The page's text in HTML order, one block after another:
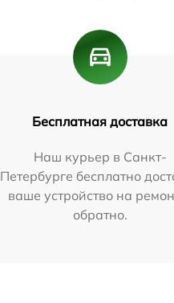
Бесплатная доставка
Наш курьер в Санкт-
Петербурге бесплатно
ваше устройство на
обратно.